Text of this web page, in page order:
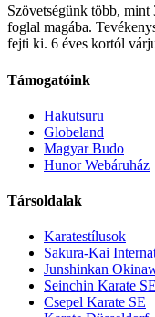
Szövetségünk több,
foglal magába.
fejti ki. 6 éves kortól
Támogatóink
Hakutsuru
Globeland
Magyar Budo
Hunor Webáruház
Társoldalak
Karatestílusok
Sakura-Kai
Junshinkan
Seinchin Karate SE
Csepel Karate SE